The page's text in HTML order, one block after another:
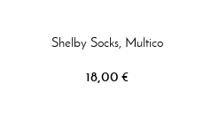
Shelby Socks, Multico
18,00 €